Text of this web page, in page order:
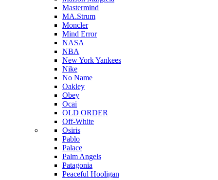
Mastermind
MA.Strum
Moncler
Mind Error
NASA
NBA
New York Yankees
Nike
No Name
Oakley
Obey
Ocai
OLD ORDER
Off-White
Osiris
Pablo
Palace
Palm Angels
Patagonia
Peaceful Hooligan